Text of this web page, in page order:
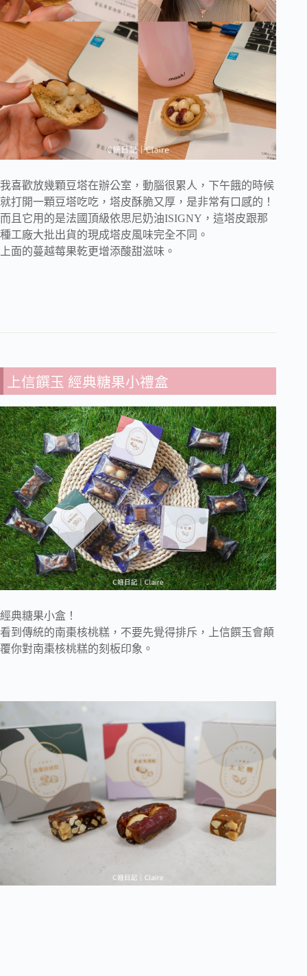
我喜歡放幾顆豆塔在辦公室，動腦很累人，下午餓的時候
就打開一顆豆塔吃吃，塔皮酥脆又厚，是非常有口感的！
而且它用的是法國頂級依思尼奶油ISIGNY，這塔皮跟那
種工廠大批出貨的現成塔皮風味完全不同。
上面的蔓越莓果乾更增添酸甜滋味。
上信饌玉 經典糖果小禮盒
經典糖果小盒！
看到傳統的南棗核桃糕，不要先覺得排斥，上信饌玉會顛
覆你對南棗核桃糕的刻板印象。